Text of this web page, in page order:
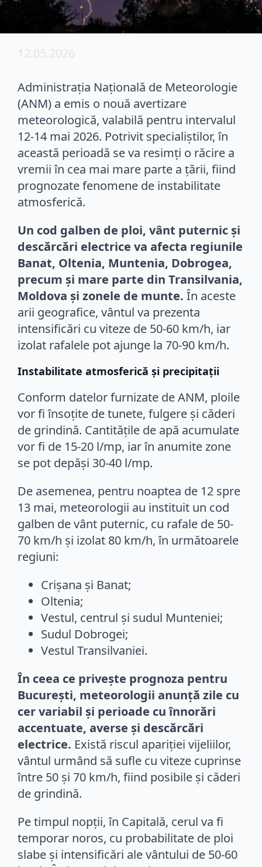
12.05.2026
Administrația Națională de Meteorologie
(ANM) a emis o nouă avertizare
meteorologică, valabilă pentru intervalul
12-14 mai 2026. Potrivit specialiștilor, în
această perioadă se va resimți o răcire a
vremii în cea mai mare parte a țării, fiind
prognozate fenomene de instabilitate
atmosferică.
Un cod galben de ploi, vânt puternic și
descărcări electrice va afecta regiunile
Banat, Oltenia, Muntenia, Dobrogea,
precum și mare parte din Transilvania,
Moldova și zonele de munte. În aceste
arii geografice, vântul va prezenta
intensificări cu viteze de 50-60 km/h, iar
izolat rafalele pot ajunge la 70-90 km/h.
Instabilitate atmosferică și precipitații
Conform datelor furnizate de ANM, ploile
vor fi însoțite de tunete, fulgere și căderi
de grindină. Cantitățile de apă acumulate
vor fi de 15-20 l/mp, iar în anumite zone
se pot depăși 30-40 l/mp.
De asemenea, pentru noaptea de 12 spre
13 mai, meteorologii au instituit un cod
galben de vânt puternic, cu rafale de 50-
70 km/h și izolat 80 km/h, în următoarele
regiuni:
Crișana și Banat;
Oltenia;
Vestul, centrul și sudul Munteniei;
Sudul Dobrogei;
Vestul Transilvaniei.
În ceea ce privește prognoza pentru
București, meteorologii anunță zile cu
cer variabil și perioade cu înnorări
accentuate, averse și descărcări
electrice. Există riscul apariției vijeliilor,
vântul urmând să sufle cu viteze cuprinse
între 50 și 70 km/h, fiind posibile și căderi
de grindină.
Pe timpul nopții, în Capitală, cerul va fi
temporar noros, cu probabilitate de ploi
slabe și intensificări ale vântului de 50-60